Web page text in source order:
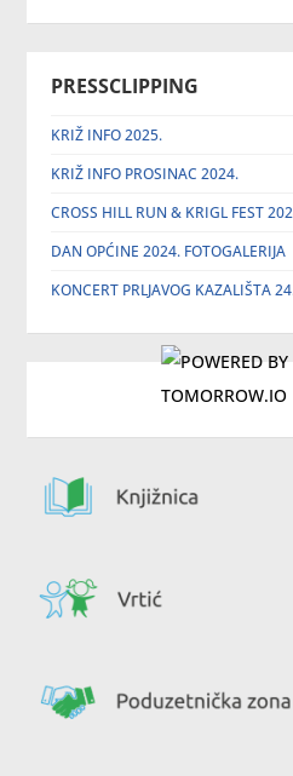
PRESSCLIPPING
KRIŽ INFO 2025.
KRIŽ INFO PROSINAC 2024.
CROSS HILL RUN & KRIGL FEST
DAN OPĆINE 2024. FOTOGALERIJA
KONCERT PRLJAVOG KAZALIŠTA